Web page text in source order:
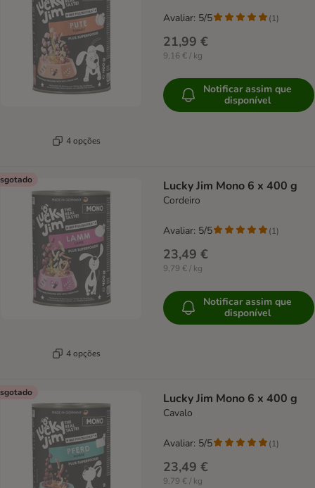
4 opções
21,99 €
9,16 € / kg
Avaliar: 5/5 (1)
Notificar assim que
disponível
4 opções
Lucky Jim Mono 6 x 400 g
Cordeiro
23,49 €
9,79 € / kg
Avaliar: 5/5 (1)
Notificar assim que
disponível
Lucky Jim Mono 6 x 400 g
Cavalo
23,49 €
9,79 € / kg
Avaliar: 5/5 (1)